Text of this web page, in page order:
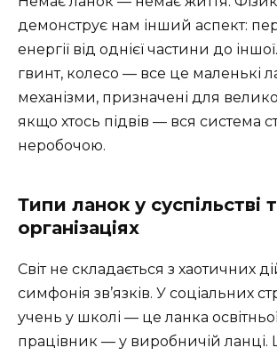
демонструє нам інший аспект:
енергії від однієї частини до
гвинт, колесо — все це маленькі
механізми, призначені для великої
якщо хтось підвів — вся система
неробочою.
Типи ланок у суспільстві
організаціях
Світ не складається з хаотичних
симфонія зв’язків. У соціальних
учень у школі — це ланка
працівник — у виробничій ланці.